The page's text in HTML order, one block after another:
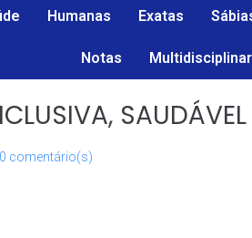
Humanas Exatas
Notas Multidisciplinar
0 comentário(s)